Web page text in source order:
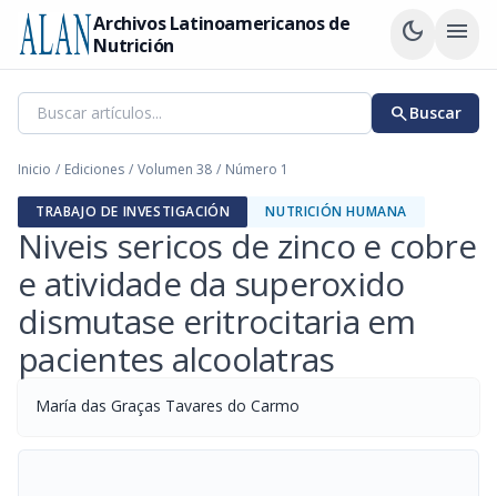
Archivos Latinoamericanos de
Nutrición
dark_mode menu
searchBuscar
Inicio / Ediciones / Volumen 38 / Número 1
TRABAJO DE INVESTIGACIÓN NUTRICIÓN HUMANA
Niveis sericos de zinco e cobre
e atividade da superoxido
dismutase eritrocitaria em
pacientes alcoolatras
María das Graças Tavares do Carmo